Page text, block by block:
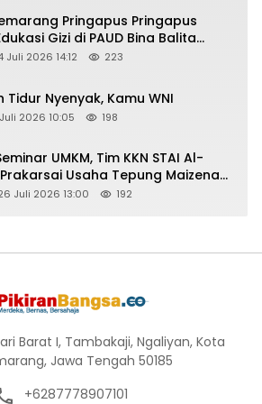
Pringapus Pringapus
Gizi di PAUD Bina Balita
Hari Anak Nasional 2026
Juli 2026 14:12 223
Tidur Nyenyak, Kamu WNI
2026 10:05 198
UMKM, Tim KKN STAI Al-
Usaha Tepung Maizena
Juli 2026 13:00 192
Barat I, Tambakaji, Ngaliyan, Kota
Jawa Tengah 50185
+6287778907101